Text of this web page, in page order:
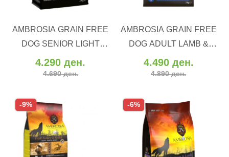
AMBROSIA GRAIN FREE
DOG SENIOR LIGHT
STERILISED FRESH
TURKEY & SALMON (12
4.290 ден.
4.690 ден.
ВО КОШНИЧКА
Додај во желби
Додај за споредба
AMBROSIA GRAIN FREE
DOG ADULT LAMB &
FRESH SALMON (12 kg)
4.490 ден.
4.890 ден.
Додај во желби
Додај за споредба
-9% -6%